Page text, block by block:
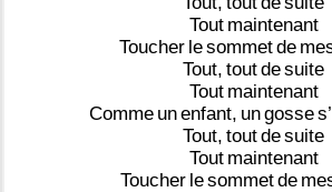
Tout maintenant
Toucher lesommetde
Tout, toutdesuite
Tout maintenant
Comme unenfant, ungosse
Tout, toutdesuite
Tout maintenant
Toucher lesommetde